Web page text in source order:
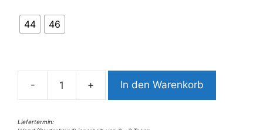
44 46
-
9511DK4
+ In den Warenkorb
Liefertermin:
t
e
a
i
v